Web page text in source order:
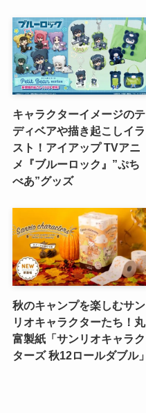
キャラクターイメージのテ
ディベアや描き起こしイラ
スト！アイアップ TVアニ
メ『ブルーロック』”ぷち
べあ”グッズ
秋のキャンプを楽しむサン
リオキャラクターたち！丸
富製紙「サンリオキャラク
ターズ 秋12ロールダブル」